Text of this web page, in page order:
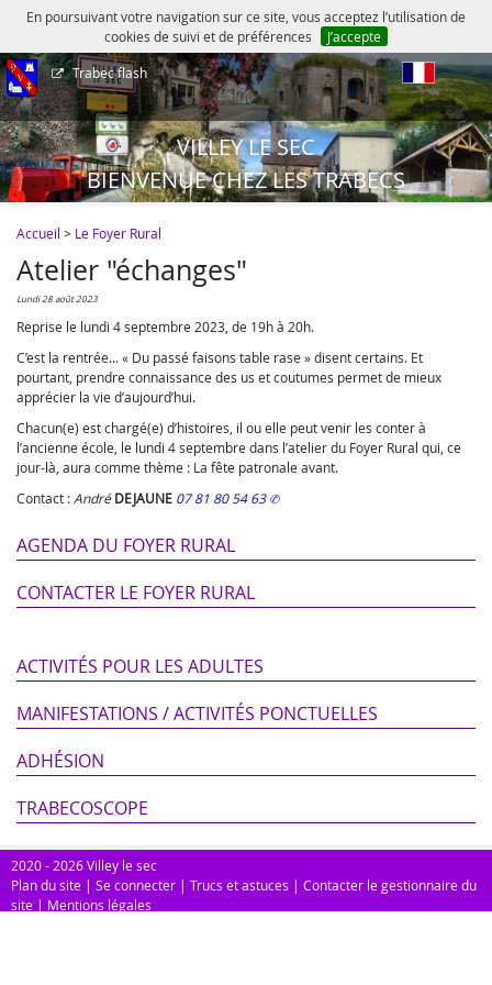
En poursuivant votre navigation sur ce site, vous acceptez l’utilisation de
cookies de suivi et de préférences
J’accepte
Trabec flash
VILLEY LE SEC
BIENVENUE CHEZ LES TRABECS
Accueil > Le Foyer Rural
Atelier "échanges"
lundi 28 août 2023
Reprise le lundi 4 septembre 2023, de 19h à 20h.
C’est la rentrée... « Du passé faisons table rase » disent certains. Et
pourtant, prendre connaissance des us et coutumes permet de mieux
apprécier la vie d’aujourd’hui.
Chacun(e) est chargé(e) d’histoires, il ou elle peut venir les conter à
l’ancienne école, le lundi 4 septembre dans l’atelier du Foyer Rural qui, ce
jour-là, aura comme thème : La fête patronale avant.
Contact : André DEJAUNE 07 81 80 54 63
AGENDA DU FOYER RURAL
CONTACTER LE FOYER RURAL
ACTIVITÉS POUR LES ADULTES
MANIFESTATIONS / ACTIVITÉS PONCTUELLES
ADHÉSION
TRABECOSCOPE
2020 - 2026 Villey le sec
Plan du site | Se connecter | Trucs et astuces | Contacter le gestionnaire du
site | Mentions légales